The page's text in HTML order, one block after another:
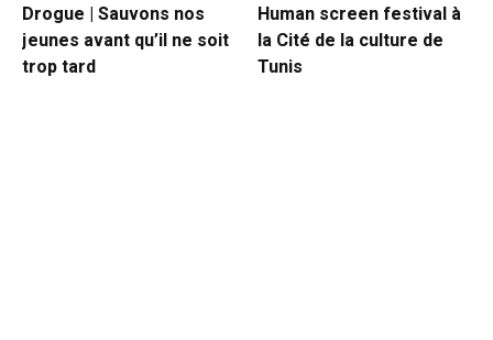
Drogue | Sauvons nos
jeunes avant qu’il ne soit
trop tard
Human screen festival à
la Cité de la culture de
Tunis